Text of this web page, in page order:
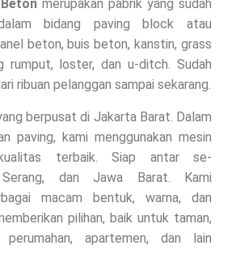
merupakan pabrik yang sudah
dalam bidang paving block atau
beton, buis beton, kanstin, grass
rumput, loster, dan u-ditch. Sudah
ribuan pelanggan sampai sekarang.
berpusat di Jakarta Barat. Dalam
paving, kami menggunakan mesin
terbaik. Siap antar se-
Serang, dan Jawa Barat. Kami
macam bentuk, warna, dan
pilihan, baik untuk taman,
perumahan, apartemen, dan lain